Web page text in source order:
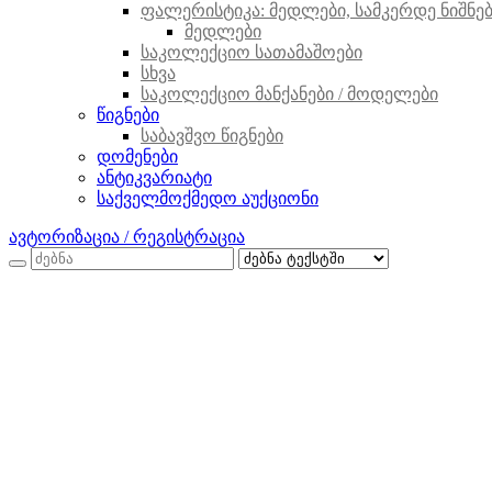
ფალერისტიკა: მედლები, სამკერდე
მედლები
საკოლექციო სათამაშოები
სხვა
საკოლექციო მანქანები / მოდელები
წიგნები
საბავშვო წიგნები
დომენები
ანტიკვარიატი
საქველმოქმედო აუქციონი
ავტორიზაცია / რეგისტრაცია